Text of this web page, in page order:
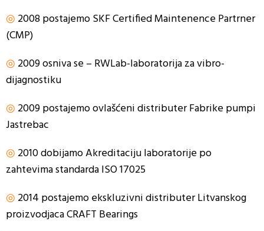
◎ 2008 postajemo SKF Certified Maintenence Partrner
(CMP)
◎ 2009 osniva se – RWLab-laboratorija za vibro-
dijagnostiku
◎ 2009 postajemo ovlašćeni distributer Fabrike pumpi
Jastrebac
◎ 2010 dobijamo Akreditaciju laboratorije po
zahtevima standarda ISO 17025
◎ 2014 postajemo ekskluzivni distributer Litvanskog
proizvodjaca CRAFT Bearings